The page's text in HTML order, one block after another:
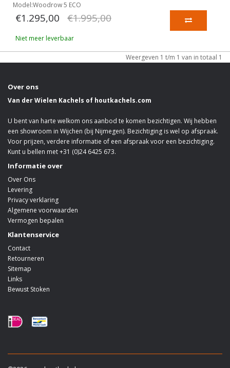
Model:Woodrow 5 ECO
€1.295,00 €1.995,00
Niet meer leverbaar
Weergeven 1 t/m 1 van in totaal 1
Over ons
Van der Wielen Kachels of houtkachels.com
U bent van harte welkom ons aanbod te komen bezichtigen. Wij hebben
een showroom in Wijchen (bij Nijmegen). Bezichtiging is wel op afspraak.
Voor prijzen, verdere informatie of een afspraak voor een bezichtiging.
Kunt u bellen met +31 (0)24 6425 673.
Informatie over
Over Ons
Levering
Privacy verklaring
Algemene voorwaarden
Vermogen bepalen
Klantenservice
Contact
Retourneren
Sitemap
Links
Bewust Stoken